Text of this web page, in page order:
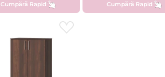
Cumpără Rapid Cumpără Rapid